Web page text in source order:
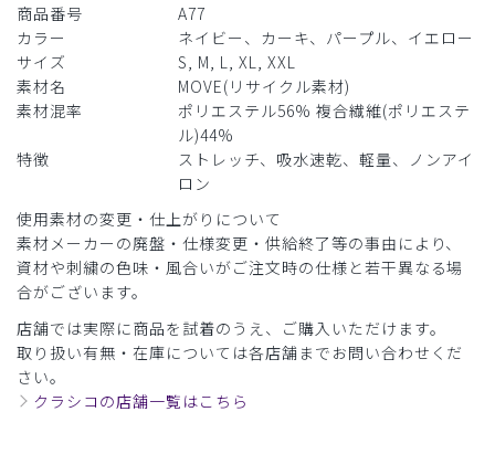
商品番号
A77
カラー
ネイビー、カーキ、パープル、イエロー
サイズ
S, M, L, XL, XXL
素材名
MOVE(リサイクル素材)
素材混率
ポリエステル56% 複合繊維(ポリエステ
ル)44%
特徴
ストレッチ、吸水速乾、軽量、ノンアイ
ロン
使用素材の変更・仕上がりについて
素材メーカーの廃盤・仕様変更・供給終了等の事由により、
資材や刺繍の色味・風合いがご注文時の仕様と若干異なる場
合がございます。
店舗では実際に商品を試着のうえ、ご購入いただけます。
取り扱い有無・在庫については各店舗までお問い合わせくだ
さい。
クラシコの店舗一覧はこちら